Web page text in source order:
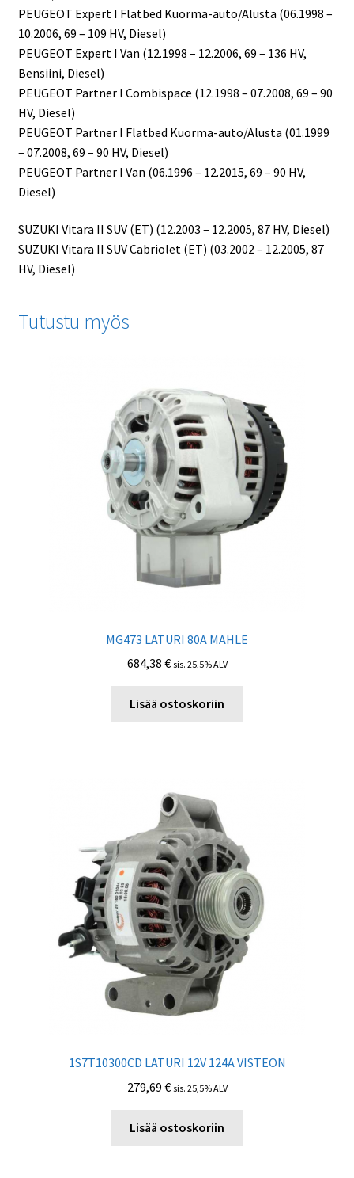
PEUGEOT Expert I Flatbed Kuorma-auto/Alusta (06.1998 –
10.2006, 69 – 109 HV, Diesel)
PEUGEOT Expert I Van (12.1998 – 12.2006, 69 – 136 HV,
Bensiini, Diesel)
PEUGEOT Partner I Combispace (12.1998 – 07.2008, 69 – 90
HV, Diesel)
PEUGEOT Partner I Flatbed Kuorma-auto/Alusta (01.1999
– 07.2008, 69 – 90 HV, Diesel)
PEUGEOT Partner I Van (06.1996 – 12.2015, 69 – 90 HV,
Diesel)
SUZUKI Vitara II SUV (ET) (12.2003 – 12.2005, 87 HV, Diesel)
SUZUKI Vitara II SUV Cabriolet (ET) (03.2002 – 12.2005, 87
HV, Diesel)
Tutustu myös
MG473 LATURI 80А MAHLE
684,38 € sis. 25,5% ALV
Lisää ostoskoriin
1S7T10300CD LATURI 12V 124A VISTEON
279,69 € sis. 25,5% ALV
Lisää ostoskoriin